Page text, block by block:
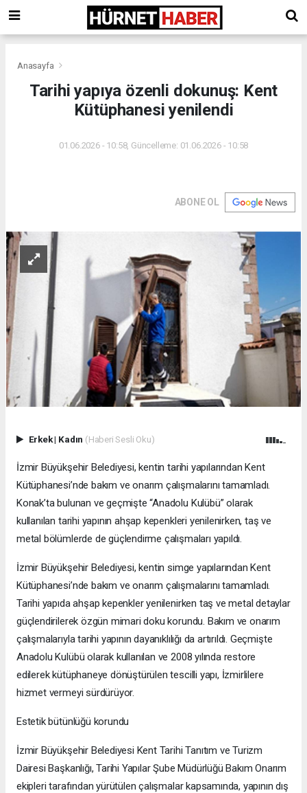
Anasayfa
Tarihi yapıya özenli dokunuş: Kent
Kütüphanesi yenilendi
01.06.2026 - 10:58, Güncelleme: 01.06.2026 - 10:58
ABONE OL
Erkek| Kadın (Haberi Sesli Oku)
İzmir Büyükşehir Belediyesi, kentin tarihi yapılarından Kent
Kütüphanesi’nde bakım ve onarım çalışmalarını tamamladı.
Konak’ta bulunan ve geçmişte “Anadolu Kulübü” olarak
kullanılan tarihi yapının ahşap kepenkleri yenilenirken, taş ve
metal bölümlerde de güçlendirme çalışmaları yapıldı.
İzmir Büyükşehir Belediyesi, kentin simge yapılarından Kent
Kütüphanesi’nde bakım ve onarım çalışmalarını tamamladı.
Tarihi yapıda ahşap kepenkler yenilenirken taş ve metal detaylar
güçlendirilerek özgün mimari doku korundu. Bakım ve onarım
çalışmalarıyla tarihi yapının dayanıklılığı da artırıldı. Geçmişte
Anadolu Kulübü olarak kullanılan ve 2008 yılında restore
edilerek kütüphaneye dönüştürülen tescilli yapı, İzmirlilere
hizmet vermeyi sürdürüyor.
Estetik bütünlüğü korundu
İzmir Büyükşehir Belediyesi Kent Tarihi Tanıtım ve Turizm
Dairesi Başkanlığı, Tarihi Yapılar Şube Müdürlüğü Bakım Onarım
ekipleri tarafından yürütülen çalışmalar kapsamında, yapının dış